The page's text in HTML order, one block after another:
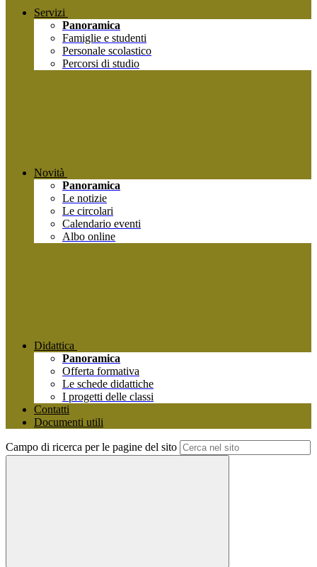
Servizi
Panoramica
Famiglie e studenti
Personale scolastico
Percorsi di studio
Novità
Panoramica
Le notizie
Le circolari
Calendario eventi
Albo online
Didattica
Panoramica
Offerta formativa
Le schede didattiche
I progetti delle classi
Contatti
Documenti utili
Campo di ricerca per le pagine del sito